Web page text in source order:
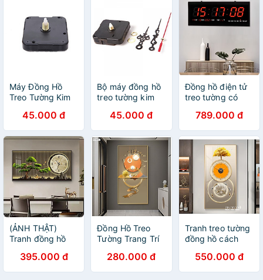
Máy Đồng Hồ
Treo Tường Kim
45.000 đ
Bộ máy đồng hồ
treo tường kim
kèm theo ốc vít
45.000 đ
Đồng hồ điện tử
treo tường có
789.000 đ
(ẢNH THẬT)
Tranh đồng hồ
tùng tranh phòng
khách quà tặng
395.000 đ
Đồng Hồ Treo
Tường Trang Trí
Nghệ Thuật Đẹp
- Tranh Tráng
280.000 đ
Tranh treo tường
đồng hồ cách
sang trọng khổ
dọc kèm đinh
550.000 đ